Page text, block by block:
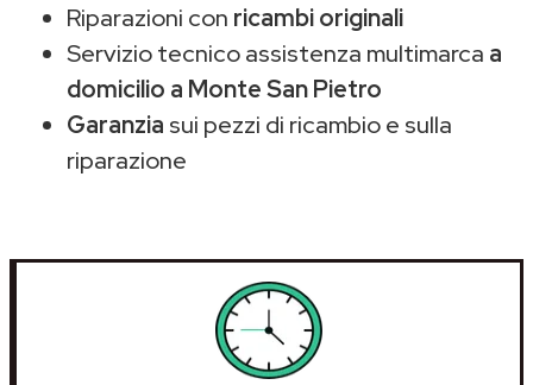
Riparazioni con ricambi originali
Servizio tecnico assistenza multimarca a
domicilio a Monte San Pietro
Garanzia sui pezzi di ricambio e sulla
riparazione